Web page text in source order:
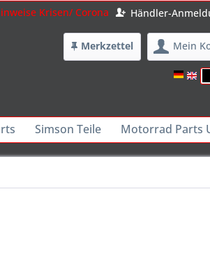
Krisen/ Corona Händler-
Merkzettel Mein
Simson Teile Motorrad Parts